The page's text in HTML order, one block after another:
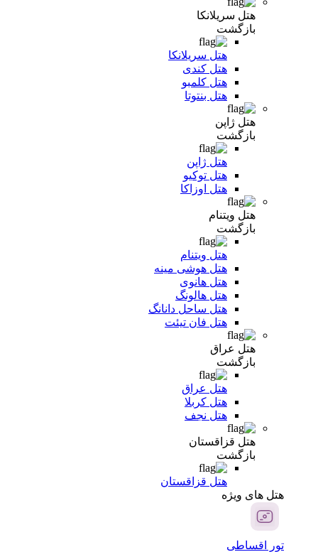
هتل سریلانکا
بازگشت
هتل سریلانکا
هتل کندی
هتل کلمبو
هتل بنتوتا
هتل ژاپن
بازگشت
هتل ژاپن
هتل توکیو
هتل اوزاکا
هتل ویتنام
بازگشت
هتل ویتنام
هتل هوشی مینه
هتل هانوی
هتل هالونگ
هتل ساحل دانانگ
هتل فان تیئت
هتل عراق
بازگشت
هتل عراق
هتل کربلا
هتل نجف
هتل قزاقستان
بازگشت
هتل قزاقستان
هتل های ویژه
تور اقساطی